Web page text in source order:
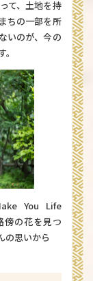
て、土地を持
ちの一部を所
いのが、今の
You Life
傍の花を見つ
の思いから